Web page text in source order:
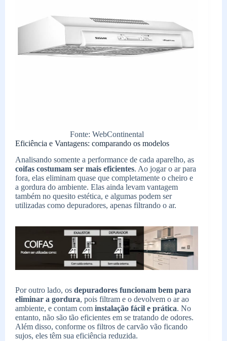
Fonte: WebContinental
Eficiência e Vantagens: comparando os modelos
Analisando somente a performance de cada aparelho, as
coifas costumam ser mais eficientes. Ao jogar o ar para
fora, elas eliminam quase que completamente o cheiro e
a gordura do ambiente. Elas ainda levam vantagem
também no quesito estética, e algumas podem ser
utilizadas como depuradores, apenas filtrando o ar.
Por outro lado, os depuradores funcionam bem para
eliminar a gordura, pois filtram e o devolvem o ar ao
ambiente, e contam com instalação fácil e prática. No
entanto, não são tão eficientes em se tratando de odores.
Além disso, conforme os filtros de carvão vão ficando
sujos, eles têm sua eficiência reduzida.